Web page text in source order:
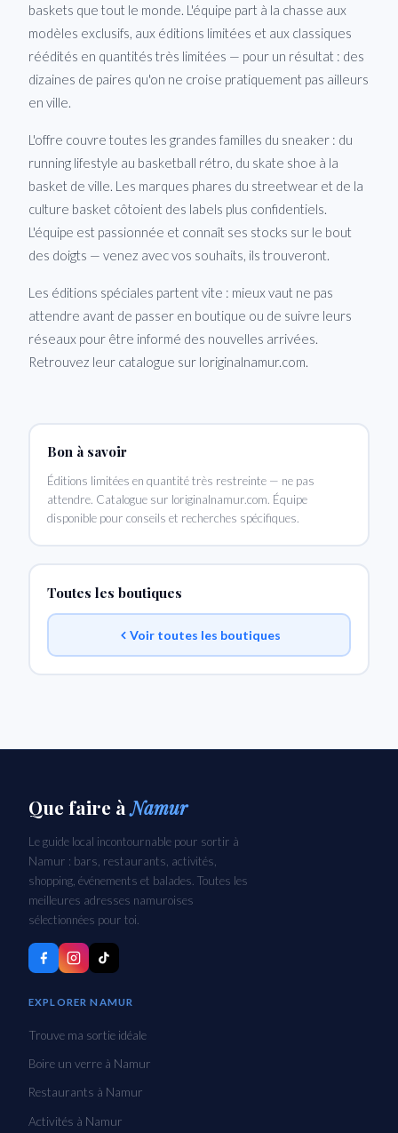
baskets que tout le monde. L'équipe part à la chasse aux
modèles exclusifs, aux éditions limitées et aux classiques
réédités en quantités très limitées — pour un résultat : des
dizaines de paires qu'on ne croise pratiquement pas ailleurs
en ville.
L'offre couvre toutes les grandes familles du sneaker : du
running lifestyle au basketball rétro, du skate shoe à la
basket de ville. Les marques phares du streetwear et de la
culture basket côtoient des labels plus confidentiels.
L'équipe est passionnée et connaît ses stocks sur le bout
des doigts — venez avec vos souhaits, ils trouveront.
Les éditions spéciales partent vite : mieux vaut ne pas
attendre avant de passer en boutique ou de suivre leurs
réseaux pour être informé des nouvelles arrivées.
Retrouvez leur catalogue sur loriginalnamur.com.
Bon à savoir
Éditions limitées en quantité très restreinte — ne pas
attendre. Catalogue sur loriginalnamur.com. Équipe
disponible pour conseils et recherches spécifiques.
Toutes les boutiques
Voir toutes les boutiques
Que faire àNamur
Le guide local incontournable pour sortir à
Namur : bars, restaurants, activités,
shopping, événements et balades. Toutes les
meilleures adresses namuroises
sélectionnées pour toi.
EXPLORER NAMUR
Trouve ma sortie idéale
Boire un verre à Namur
Restaurants à Namur
Activités à Namur